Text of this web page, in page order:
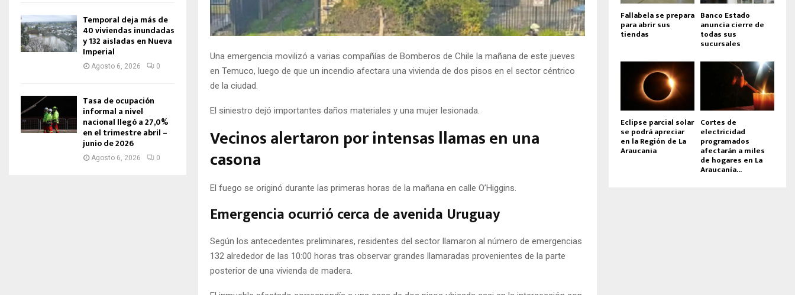
Una emergencia movilizó a varias compañías de Bomberos de Chile la mañana de este jueves
en Temuco, luego de que un incendio afectara una vivienda de dos pisos en el sector céntrico
de la ciudad.
El siniestro dejó importantes daños materiales y una mujer lesionada.
Vecinos alertaron por intensas llamas en una
casona
El fuego se originó durante las primeras horas de la mañana en calle O’Higgins.
Emergencia ocurrió cerca de avenida Uruguay
Según los antecedentes preliminares, residentes del sector llamaron al número de emergencias
132 alrededor de las 10:00 horas tras observar grandes llamaradas provenientes de la parte
posterior de una vivienda de madera.
Temporal deja más de
40 viviendas inundadas
y 132 aisladas en Nueva
Imperial
Agosto 6, 2026 0
Tasa de ocupación
informal a nivel
nacional llegó a 27,0%
en el trimestre abril –
junio de 2026
Agosto 6, 2026 0
Fallabela se prepara
para abrir sus
tiendas
Banco Estado
anuncia cierre de
todas sus
sucursales
Eclipse parcial solar
se podrá apreciar
en la Región de La
Araucania
Cortes de
electricidad
programados
afectarán a miles
de hogares en La
Araucanía...